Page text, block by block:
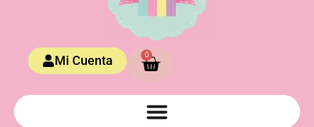
Mi Cuenta 0
Carrito